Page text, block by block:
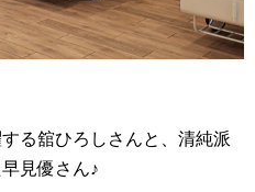
る舘ひろしさんと、清純派
見優さん♪